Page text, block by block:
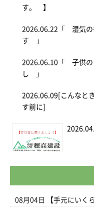
す。 】
2026.06.22 「 湿気の
す 」
2026.06.10 「 子供の
し 」
2026.06.09 [こんなと
す前に]
08月04日 【手元にいく